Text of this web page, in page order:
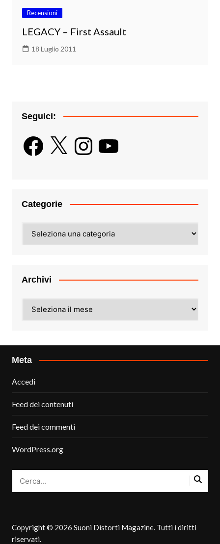
Recensioni
LEGACY – First Assault
18 Luglio 2011
Seguici:
Facebook
X InstagramYouTube
Categorie
Archivi
Meta
Accedi
Feed dei contenuti
Feed dei commenti
WordPress.org
Copyright © 2026 Suoni Distorti Magazine. Tutti i diritti
riservati.